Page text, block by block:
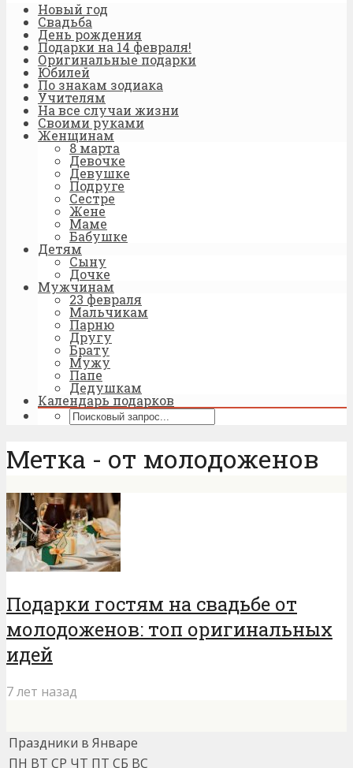
Новый год
Свадьба
День рождения
Подарки на 14 февраля!
Оригинальные подарки
Юбилей
По знакам зодиака
Учителям
На все случаи жизни
Своими руками
Женщинам
8 марта
Девочке
Девушке
Подруге
Сестре
Жене
Маме
Бабушке
Детям
Сыну
Дочке
Мужчинам
23 февраля
Мальчикам
Парню
Другу
Брату
Мужу
Папе
Дедушкам
Календарь подарков
Метка - от молодоженов
Подарки гостям на свадьбе от
молодоженов: топ оригинальных
идей
7 лет назад
Праздники в Январе
ПН ВТ СР ЧТ ПТ СБ ВС